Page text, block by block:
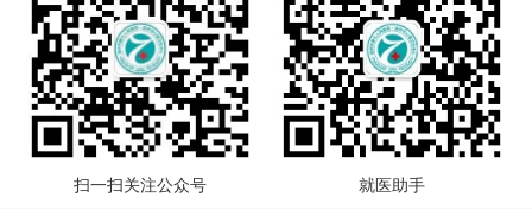
扫一扫关注公众号 就医助手